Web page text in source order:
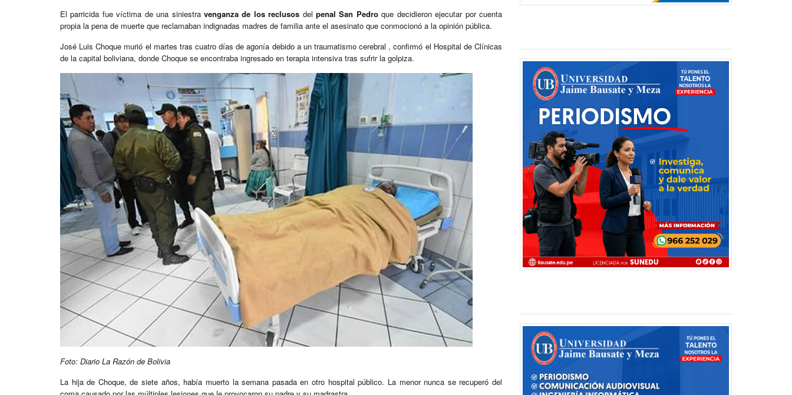
El parricida fue víctima de una siniestra venganza de los reclusos del penal San Pedroque decidieron ejecutar por cuenta
propia la pena de muerte que reclamaban indignadas madres de familia ante el asesinato que conmocionó a la opinión pública.
José Luis Choque murió el martes tras cuatro días de agonía debido a un traumatismo cerebral , confirmó el Hospital de Clínicas
de la capital boliviana, donde Choque se encontraba ingresado en terapia intensiva tras sufrir la golpiza.
Foto: Diario La Razón de Bolivia
La hija de Choque, de siete años, había muerto la semana pasada en otro hospital público. La menor nunca se recuperó del